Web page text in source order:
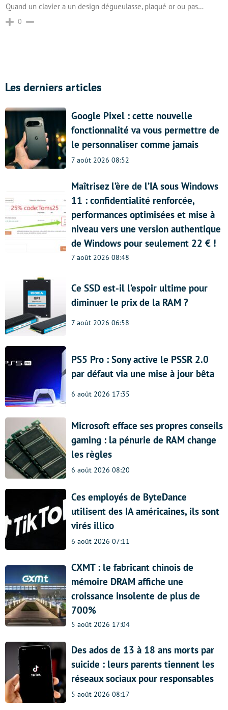
Quand un clavier a un design dégueulasse, plaqué or ou pas…
0
Les derniers articles
Google Pixel : cette nouvelle
fonctionnalité va vous permettre de
le personnaliser comme jamais
7 août 2026 08:52
Maîtrisez l’ère de l’IA sous Windows
11 : confidentialité renforcée,
performances optimisées et mise à
niveau vers une version authentique
de Windows pour seulement 22 € !
7 août 2026 08:48
Ce SSD est-il l’espoir ultime pour
diminuer le prix de la RAM ?
7 août 2026 06:58
PS5 Pro : Sony active le PSSR 2.0
par défaut via une mise à jour bêta
6 août 2026 17:35
Microsoft efface ses propres conseils
gaming : la pénurie de RAM change
les règles
6 août 2026 08:20
Ces employés de ByteDance
utilisent des IA américaines, ils sont
virés illico
6 août 2026 07:11
CXMT : le fabricant chinois de
mémoire DRAM affiche une
croissance insolente de plus de
700%
5 août 2026 17:04
Des ados de 13 à 18 ans morts par
suicide : leurs parents tiennent les
réseaux sociaux pour responsables
5 août 2026 08:17